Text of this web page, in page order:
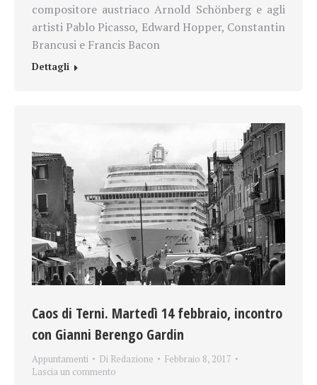
compositore austriaco Arnold Schönberg e agli
artisti Pablo Picasso, Edward Hopper, Constantin
Brancusi e Francis Bacon
Dettagli
Caos di Terni. Martedì 14 febbraio, incontro
con Gianni Berengo Gardin
Appuntamenti Di Redazione
Febbraio 8, 2017
Lascia un commento